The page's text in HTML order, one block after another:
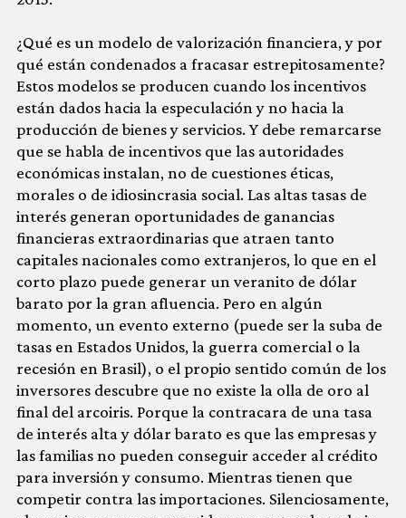
¿Qué es un modelo de valorización financiera, y por
qué están condenados a fracasar estrepitosamente?
Estos modelos se producen cuando los incentivos
están dados hacia la especulación y no hacia la
producción de bienes y servicios. Y debe remarcarse
que se habla de incentivos que las autoridades
económicas instalan, no de cuestiones éticas,
morales o de idiosincrasia social. Las altas tasas de
interés generan oportunidades de ganancias
financieras extraordinarias que atraen tanto
capitales nacionales como extranjeros, lo que en el
corto plazo puede generar un veranito de dólar
barato por la gran afluencia. Pero en algún
momento, un evento externo (puede ser la suba de
tasas en Estados Unidos, la guerra comercial o la
recesión en Brasil), o el propio sentido común de los
inversores descubre que no existe la olla de oro al
final del arcoiris. Porque la contracara de una tasa
de interés alta y dólar barato es que las empresas y
las familias no pueden conseguir acceder al crédito
para inversión y consumo. Mientras tienen que
competir contra las importaciones. Silenciosamente,